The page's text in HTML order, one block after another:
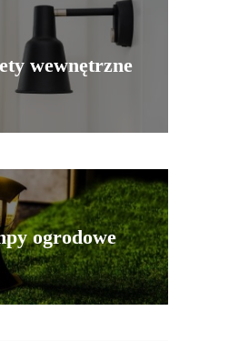
wewnętrzne
ogrodowe